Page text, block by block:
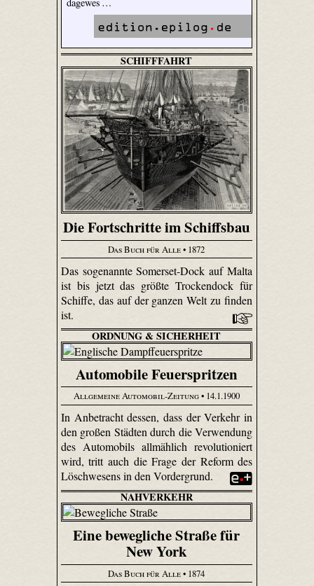
SCHIFFFAHRT
Die Fortschritte im Schiffsbau
Das Buch für Alle• 1872
Das sogenannte Somerset-Dock auf Malta
ist bis jetzt das größte Trockendock für
Schiffe, das auf der ganzen Welt zu finden
ist.
ORDNUNG & SICHERHEIT
Automobile Feuerspritzen
Allgemeine Automobil-Zeitung• 14.1.1900
In Anbetracht dessen, dass der Verkehr in
den großen Städten durch die Verwendung
des Automobils allmählich revolutioniert
wird, tritt auch die Frage der Reform des
Löschwesens in den Vordergrund.
NAHVERKEHR
Eine bewegliche Straße für
New York
Das Buch für Alle• 1874